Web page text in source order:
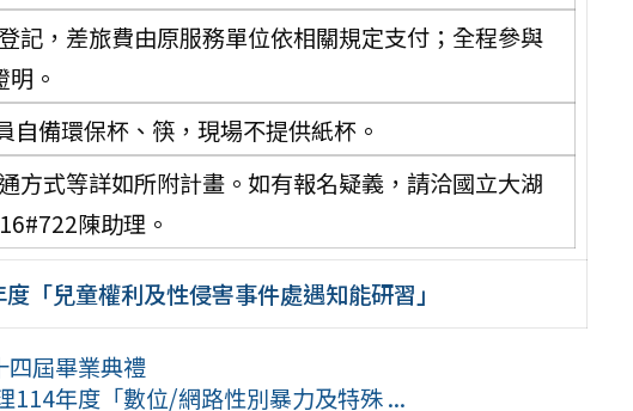
記，差旅費由原服務單位依相關規定支付；全程參與
。
備環保杯、筷，現場不提供紙杯。
方式等詳如所附計畫。如有報名疑義，請洽國立大湖
陳助理。
「兒童權利及性侵害事件處遇知能研習」
四屆畢業典禮
114年度「數位/網路性別暴力及特殊 ...